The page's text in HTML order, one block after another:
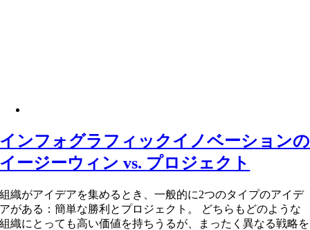
インフォグラフィックイノベーションの
イージーウィン vs. プロジェクト
組織がアイデアを集めるとき、一般的に2つのタイプのアイデ
アがある：簡単な勝利とプロジェクト。 どちらもどのような
組織にとっても高い価値を持ちうるが、まったく異なる戦略を